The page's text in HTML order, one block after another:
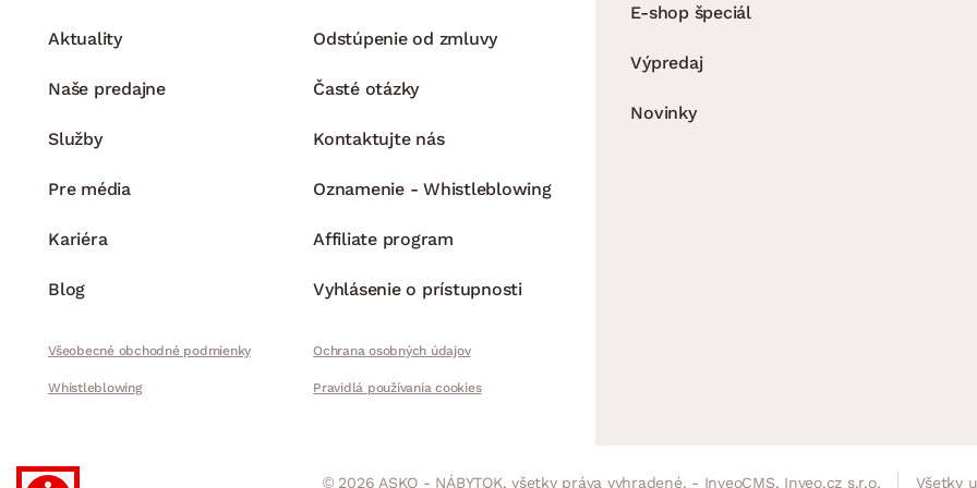
Aktuality
Naše predajne
Služby
Pre média
Kariéra
Blog
Odstúpenie od zmluvy
Časté otázky
Kontaktujte nás
Oznamenie - Whistleblowing
Affiliate program
Vyhlásenie o prístupnosti
Všeobecné obchodné podmienky Ochrana osobných údajov
Whistleblowing Pravidlá používania cookies
E-shop špeciál
Výpredaj
Novinky
© 2026 ASKO - NÁBYTOK, všetky práva vyhradené. - InveoCMS, Inveo.cz s.r.o. Všetky